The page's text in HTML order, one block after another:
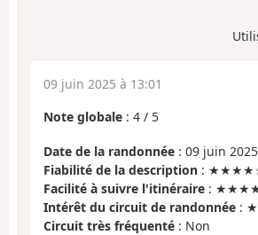
09 juin 2025 à 13:01
Note globale : 4 / 5
Date de la randonnée : 09 juin 2025
Fiabilité de la description :
Facilité à suivre l'itinéraire :
Intérêt du circuit de randonnée :
Circuit très fréquenté : Non